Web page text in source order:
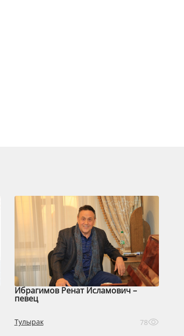
Ибрагимов Ренат Исламович –
певец
Тулырак 78